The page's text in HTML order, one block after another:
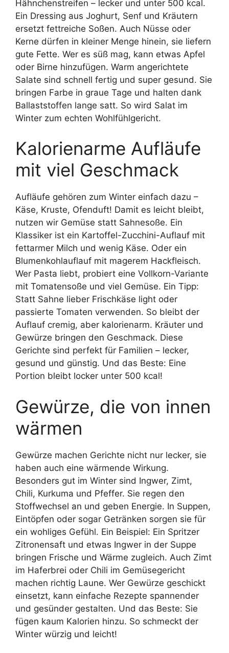
Hähnchenstreifen – lecker und unter 500 kcal.
Ein Dressing aus Joghurt, Senf und Kräutern
ersetzt fettreiche Soßen. Auch Nüsse oder
Kerne dürfen in kleiner Menge hinein, sie liefern
gute Fette. Wer es süß mag, kann etwas Apfel
oder Birne hinzufügen. Warm angerichtete
Salate sind schnell fertig und super gesund. Sie
bringen Farbe in graue Tage und halten dank
Ballaststoffen lange satt. So wird Salat im
Winter zum echten Wohlfühlgericht.
Kalorienarme Aufläufe
mit viel Geschmack
Aufläufe gehören zum Winter einfach dazu –
Käse, Kruste, Ofenduft! Damit es leicht bleibt,
nutzen wir Gemüse statt Sahnesoße. Ein
Klassiker ist ein Kartoffel-Zucchini-Auflauf mit
fettarmer Milch und wenig Käse. Oder ein
Blumenkohlauflauf mit magerem Hackfleisch.
Wer Pasta liebt, probiert eine Vollkorn-Variante
mit Tomatensoße und viel Gemüse. Ein Tipp:
Statt Sahne lieber Frischkäse light oder
passierte Tomaten verwenden. So bleibt der
Auflauf cremig, aber kalorienarm. Kräuter und
Gewürze bringen den Geschmack. Diese
Gerichte sind perfekt für Familien – lecker,
gesund und günstig. Und das Beste: Eine
Portion bleibt locker unter 500 kcal!
Gewürze, die von innen
wärmen
Gewürze machen Gerichte nicht nur lecker, sie
haben auch eine wärmende Wirkung.
Besonders gut im Winter sind Ingwer, Zimt,
Chili, Kurkuma und Pfeffer. Sie regen den
Stoffwechsel an und geben Energie. In Suppen,
Eintöpfen oder sogar Getränken sorgen sie für
ein wohliges Gefühl. Ein Beispiel: Ein Spritzer
Zitronensaft und etwas Ingwer in der Suppe
bringen Frische und Wärme zugleich. Auch Zimt
im Haferbrei oder Chili im Gemüsegericht
machen richtig Laune. Wer Gewürze geschickt
einsetzt, kann einfache Rezepte spannender
und gesünder gestalten. Und das Beste: Sie
fügen kaum Kalorien hinzu. So schmeckt der
Winter würzig und leicht!